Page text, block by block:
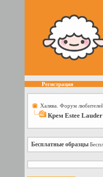
Регистрация
Халява. Форум
Крем Estee Lauder
Бесплатные образцы